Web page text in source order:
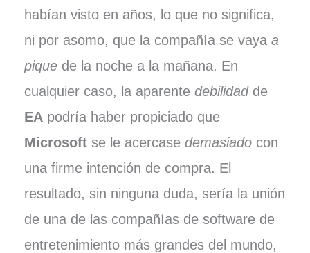
habían visto en años, lo que no significa,
ni por asomo, que la compañía se vaya a
piquede la noche a la mañana. En
cualquier caso, la aparente debilidadde
EApodría haber propiciado que
Microsoft se le acercase demasiadocon
una firme intención de compra. El
resultado, sin ninguna duda, sería la unión
de una de las compañías de software de
entretenimiento más grandes del mundo,